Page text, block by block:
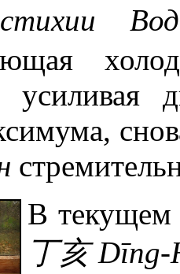
стихии
усиливая
В текущем
丁亥 Dīng-